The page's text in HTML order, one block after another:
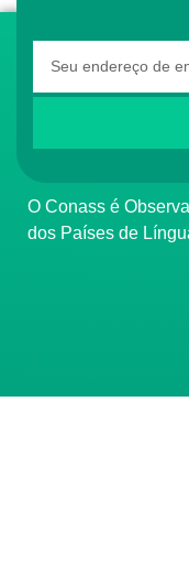
O Conass é Observador Consultivo da Comunidade
dos Países de